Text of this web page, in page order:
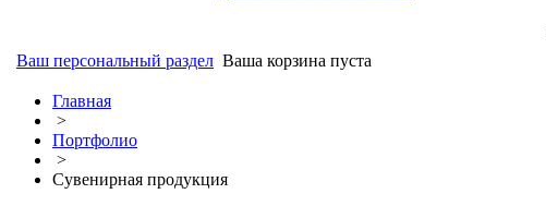
Ваш персональный раздел Ваша корзина пуста
Главная
>
Портфолио
>
Сувенирная продукция